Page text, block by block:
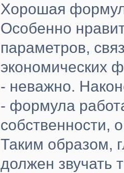
Хорошая
Особенно
параметров,
экономических
- неважно.
- формула
собственности,
Таким образом,
должен звучать